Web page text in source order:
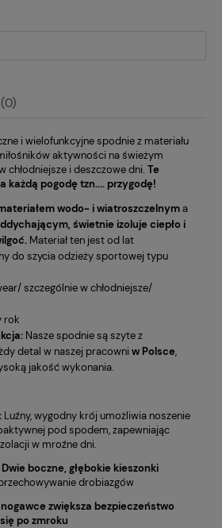
kosztów płatności
i wielofunkcyjne spodnie z materiału
aktywności na świeżym
chłodniejsze i deszczowe dni. Te
każdą pogodę tzn.... przygodę!
wodo- i wiatroszczelnyma
świetnie izoluje ciepło i
Materiał ten jest od lat
do szycia odzieży sportowej typu
szczególnie w chłodniejsze/
rok
Nasze spodnie są szyte z
detal w naszej pracowni w Polsce,
jakość wykonania.
Luźny, wygodny krój umożliwia noszenie
pod spodem, zapewniając
w mroźne dni.
Dwie boczne, głębokie kieszonki
drobiazgów
zwiększa bezpieczeństwo
po zmroku